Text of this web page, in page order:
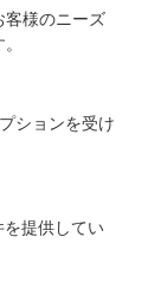
客様のニーズ
ションを受け
を提供してい